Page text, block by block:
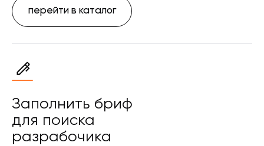
перейти в каталог
Заполнить бриф
для поиска
разрабочика